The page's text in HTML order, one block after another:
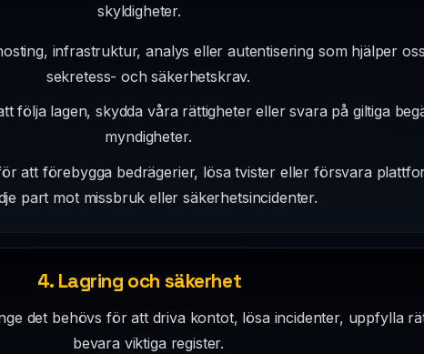
skyldigheter.
infrastruktur, analys eller autentisering som hjälper
sekretess- och säkerhetskrav.
följa lagen, skydda våra rättigheter eller svara på giltiga
myndigheter.
att förebygga bedrägerier, lösa tvister eller försvara
part mot missbruk eller säkerhetsincidenter.
4. Lagring och säkerhet
det behövs för att driva kontot, lösa incidenter, uppfylla
bevara viktiga register.